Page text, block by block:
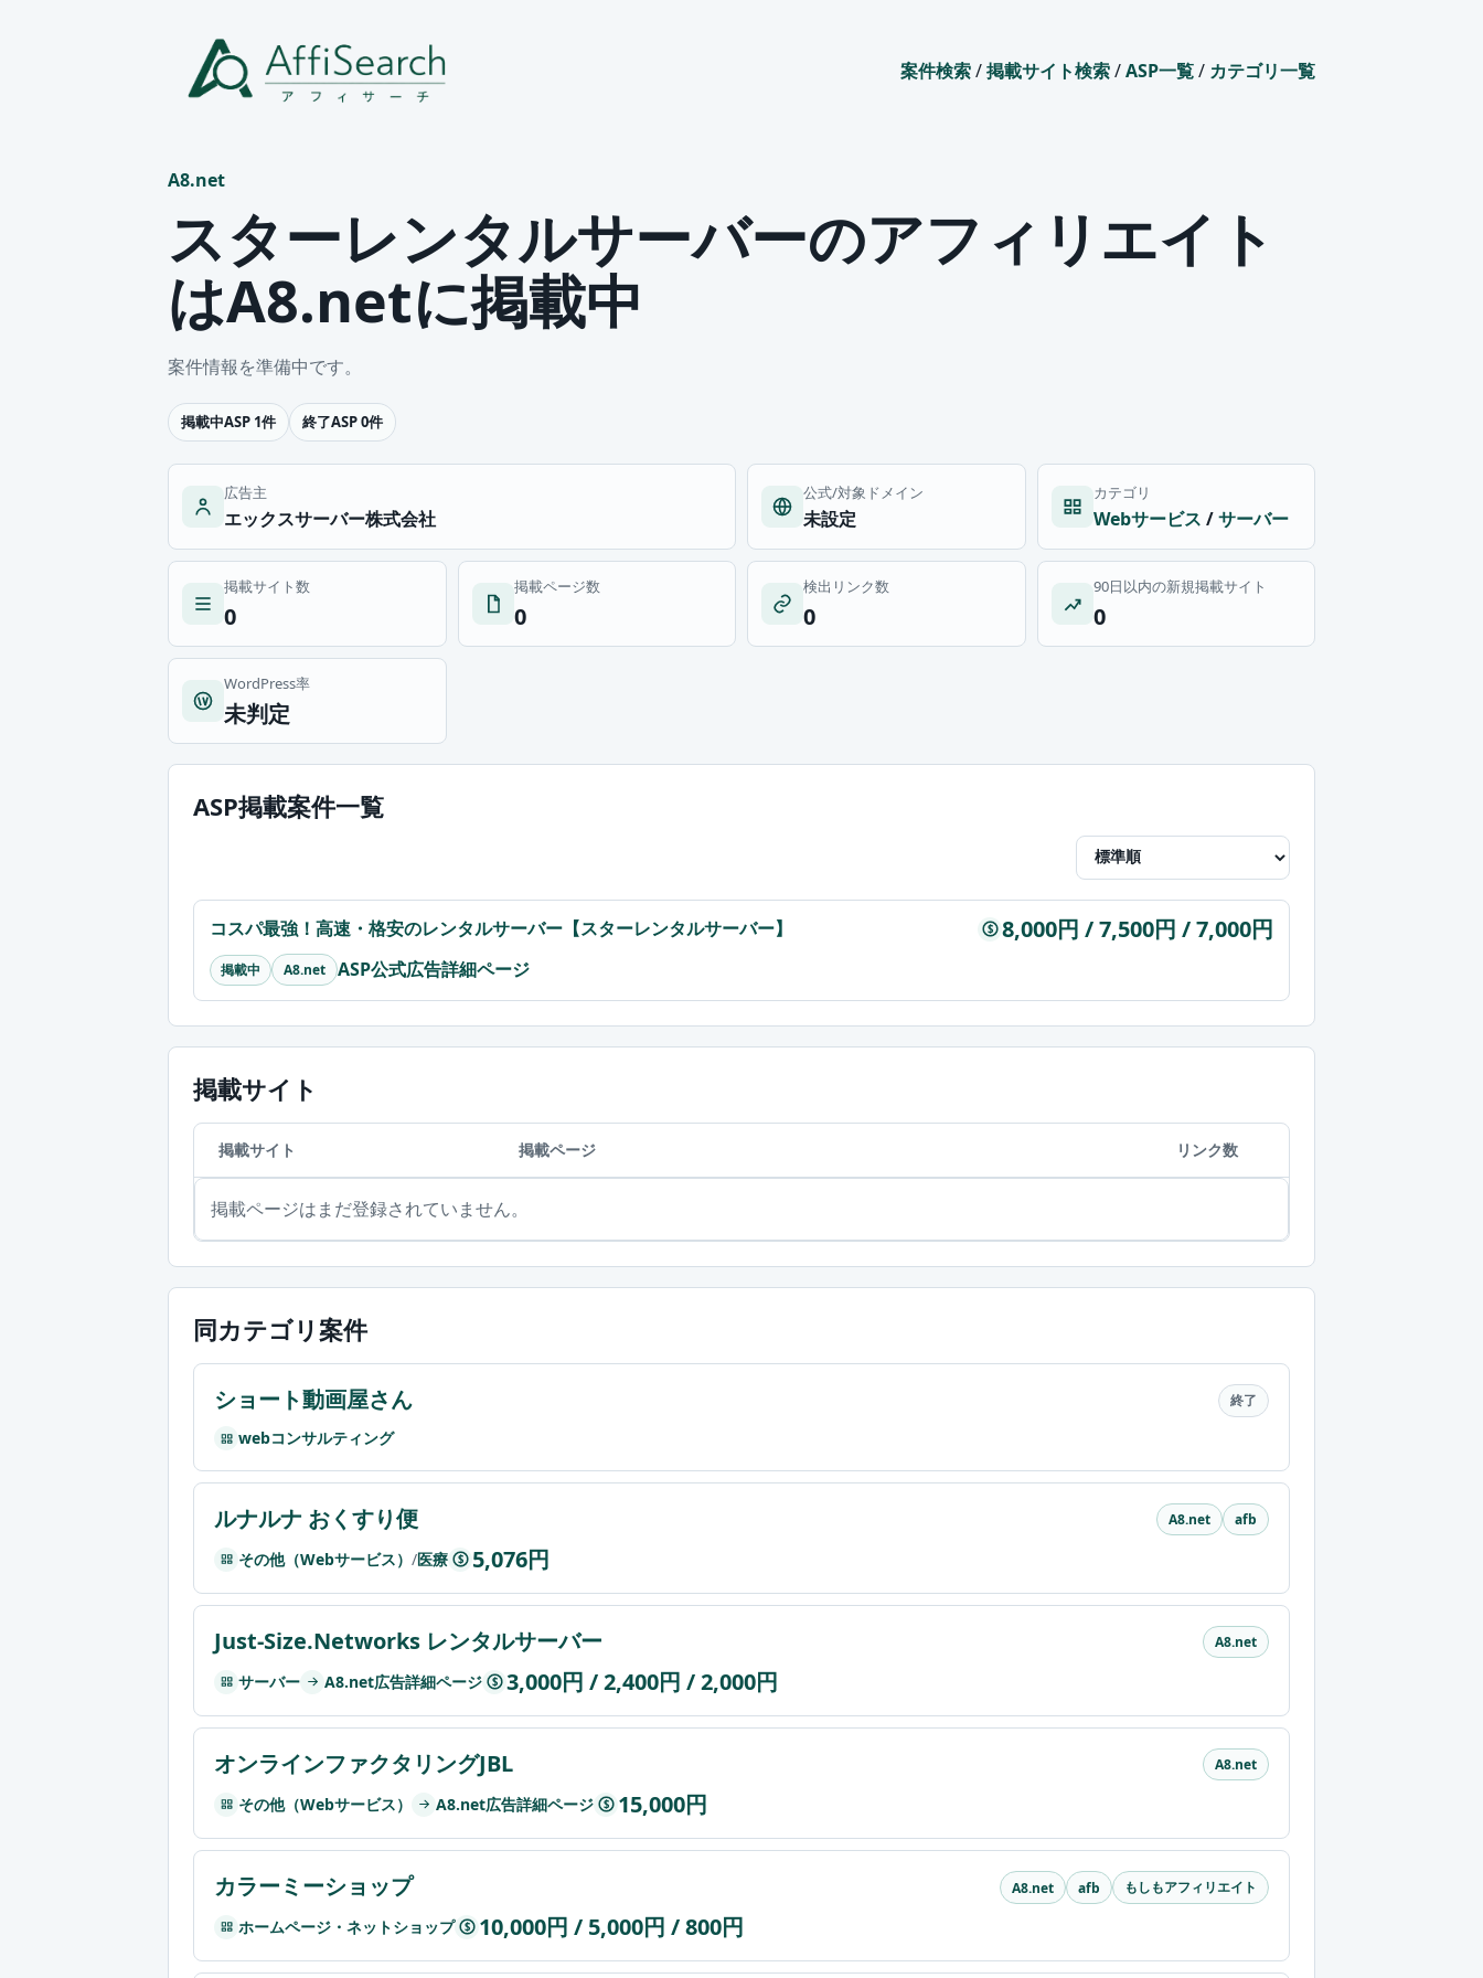
案件検索/掲載サイト検索/ASP一覧/ カテゴリ一覧
A8.net
スターレンタルサーバーのアフィリエイト
はA8.netに掲載中
案件情報を準備中です。
掲載中ASP 1件 終了ASP 0件
広告主
エックスサーバー株式会社
公式/対象ドメイン
未設定
カテゴリ
Webサービス /サーバー
掲載サイト数
0
掲載ページ数
0
検出リンク数
0
90日以内の新規掲載サイト
0
WordPress率
未判定
ASP掲載案件一覧
コスパ最強！高速・格安のレンタルサーバー【スターレンタルサーバー】 $ 8,000円 / 7,500円 / 7,000円
掲載中 A8.net ASP公式広告詳細ページ
掲載サイト
掲載サイト 掲載ページ リンク数
掲載ページはまだ登録されていません。
同カテゴリ案件
ショート動画屋さん
webコンサルティング
終了
ルナルナ おくすり便
その他（Webサービス） /医療 $ 5,076円
A8.net afb
Just-Size.Networks レンタルサーバー
サーバー A8.net広告詳細ページ $ 3,000円 / 2,400円 / 2,000円
A8.net
オンラインファクタリングJBL
その他（Webサービス） A8.net広告詳細ページ $ 15,000円
A8.net
カラーミーショップ
ホームページ・ネットショップ $ 10,000円 / 5,000円 / 800円
A8.net afb もしもアフィリエイト